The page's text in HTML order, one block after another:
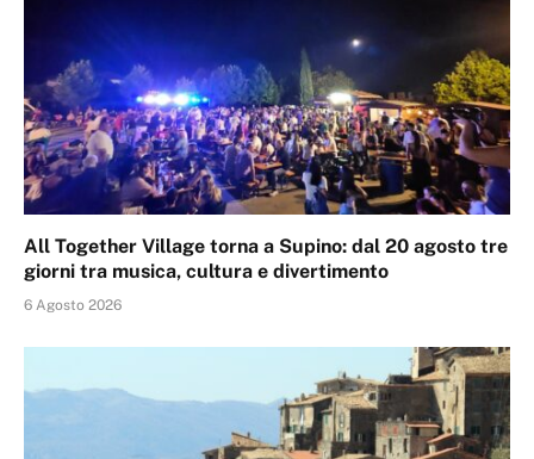
All Together Village torna a Supino: dal 20 agosto tre
giorni tra musica, cultura e divertimento
6 Agosto 2026